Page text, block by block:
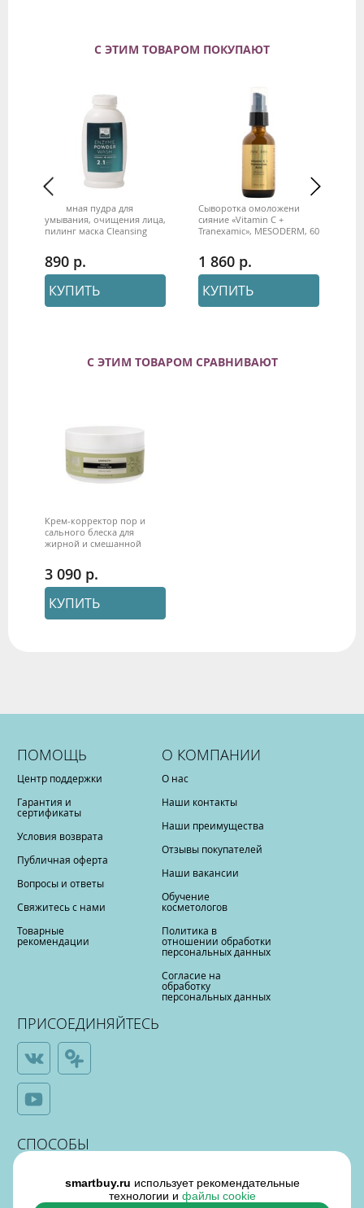
С ЭТИМ ТОВАРОМ ПОКУПАЮТ
Энзимная пудра для
умывания, очищения лица,
пилинг маска Cleansing
890
КУПИТЬ
Сыворотка омоложение и
сияние «Vitamin C +
Tranexamic», MESODERM, 60
1 860
КУПИТЬ
С ЭТИМ ТОВАРОМ СРАВНИВАЮТ
Крем-корректор пор и
сального блеска для
жирной и смешанной
3 090
КУПИТЬ
ПОМОЩЬ
Центр поддержки
Гарантия и
сертификаты
Условия возврата
Публичная оферта
Вопросы и ответы
Свяжитесь с нами
Товарные
рекомендации
О КОМПАНИИ
О нас
Наши контакты
Наши преимущества
Отзывы покупателей
Наши вакансии
Обучение
косметологов
Политика в
отношении обработки
персональных данных
Согласие на
обработку
персональных данных
ПРИСОЕДИНЯЙТЕСЬ
СПОСОБЫ
ОПЛАТЫ
smartbuy.ru использует рекомендательные
технологии и файлы cookie